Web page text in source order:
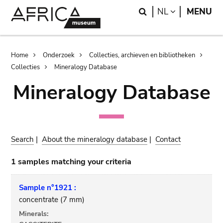
Search
NL LANGUAGE
MENU
Breadcrumb
Home Onderzoek
Collecties, archieven en bibliotheken
Collecties
Mineralogy Database
Mineralogy Database
Search |About the mineralogy database | Contact
1 samples matching your criteria
Sample n°1921 :
concentrate (7 mm)
Minerals: